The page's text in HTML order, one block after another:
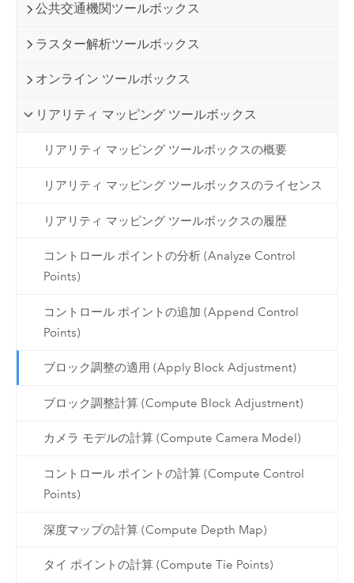
公共交通機関ツールボックス
ラスター解析ツールボックス
オンライン ツールボックス
リアリティ マッピング ツールボックス
リアリティ マッピング ツールボックスの概要
リアリティ マッピング ツールボックスのライセンス
リアリティ マッピング ツールボックスの履歴
コントロール ポイントの分析 (Analyze Control
Points)
コントロール ポイントの追加 (Append Control
Points)
ブロック調整の適用 (Apply Block Adjustment)
ブロック調整計算 (Compute Block Adjustment)
カメラ モデルの計算 (Compute Camera Model)
コントロール ポイントの計算 (Compute Control
Points)
深度マップの計算 (Compute Depth Map)
タイ ポイントの計算 (Compute Tie Points)